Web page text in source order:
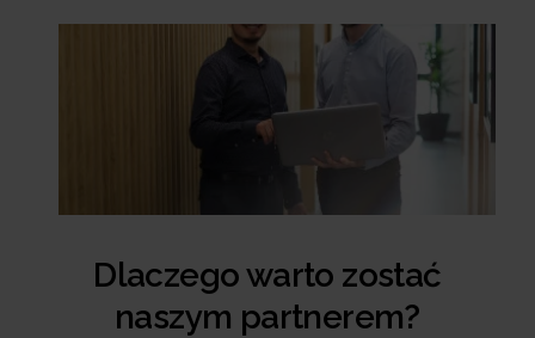
Dlaczego warto zostać
naszym partnerem?